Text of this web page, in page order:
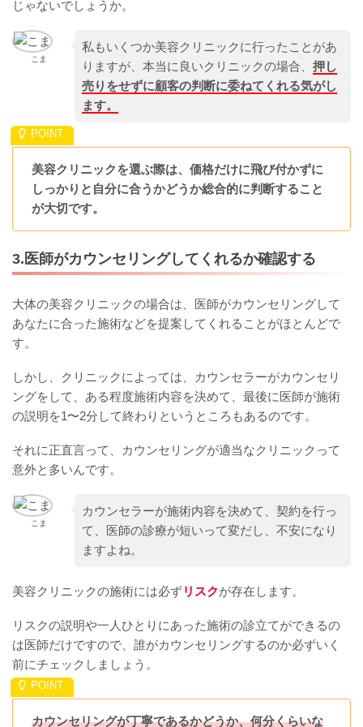
じゃないでしょうか。
こま
私もいくつか美容クリニックに行ったことがあ
りますが、本当に良いクリニックの場合、 押し
売りをせずに顧客の判断に委ねてくれる気がし
ます。
美容クリニックを選ぶ際は、価格だけに飛び付かずに
しっかりと自分に合うかどうか総合的に判断すること
が大切です。
3.医師がカウンセリングしてくれるか確認する
大体の美容クリニックの場合は、医師がカウンセリングして
あなたに合った施術などを提案してくれることがほとんどで
す。
しかし、クリニックによっては、カウンセラーがカウンセリ
ングをして、ある程度施術内容を決めて、最後に医師が施術
の説明を1〜2分して終わりというところもあるのです。
それに正直言って、カウンセリングが適当なクリニックって
意外と多いんです。
こま
カウンセラーが施術内容を決めて、契約を行っ
て、医師の診療が短いって変だし、不安になり
ますよね。
美容クリニックの施術には必ずリスクが存在します。
リスクの説明や一人ひとりにあった施術の診立てができるの
は医師だけですので、誰がカウンセリングするのか必ずいく
前にチェックしましょう。
カウンセリングが丁寧であるかどうか、何分くらいな